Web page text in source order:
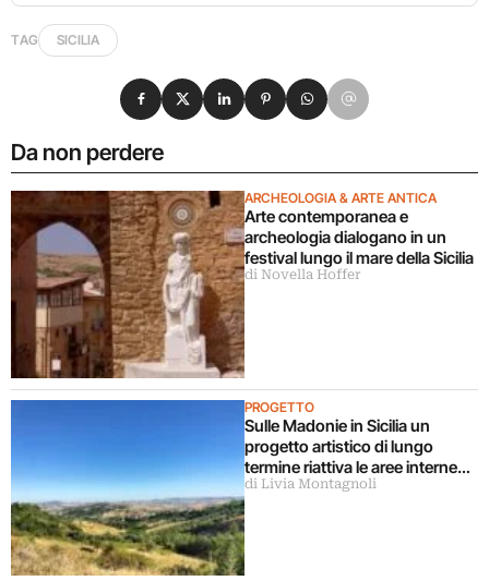
TAG SICILIA
Da non perdere
ARCHEOLOGIA & ARTE ANTICA
Arte contemporanea e
archeologia dialogano in un
festival lungo il mare della Sicilia
di Novella Hoffer
PROGETTO
Sulle Madonie in Sicilia un
progetto artistico di lungo
termine riattiva le aree interne
con la cultura
di Livia Montagnoli
Condividi su Facebook
Condividi su X
Condividi su LinkedIn
Condividi su Pinterest
Condividi su WhatsApp
Condividi su Email